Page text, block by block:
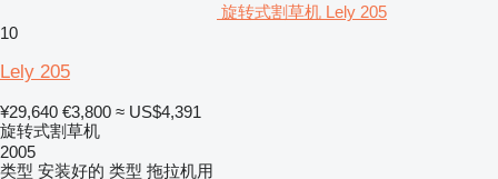
旋转式割草机 Lely 205
10
Lely 205
¥29,640 €3,800 ≈ US$4,391
旋转式割草机
2005
类型 安装好的 类型 拖拉机用